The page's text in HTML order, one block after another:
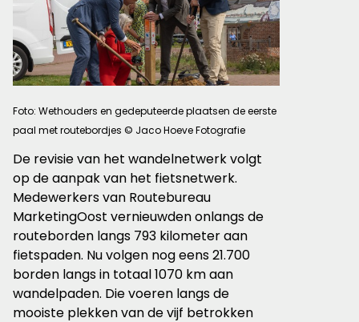
Foto: Wethouders en gedeputeerde plaatsen de eerste
paal met routebordjes © Jaco Hoeve Fotografie
De revisie van het wandelnetwerk volgt
op de aanpak van het fietsnetwerk.
Medewerkers van Routebureau
MarketingOost vernieuwden onlangs de
routeborden langs 793 kilometer aan
fietspaden. Nu volgen nog eens 21.700
borden langs in totaal 1070 km aan
wandelpaden. Die voeren langs de
mooiste plekken van de vijf betrokken